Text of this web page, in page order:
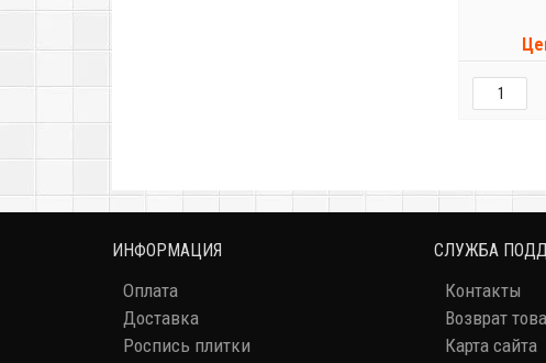
ИНФОРМАЦИЯ
Оплата
Доставка
Роспись плитки
СЛУЖБА
Контакты
Возврат
Карта сайта